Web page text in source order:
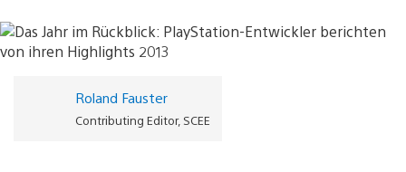
Roland Fauster
Contributing Editor, SCEE